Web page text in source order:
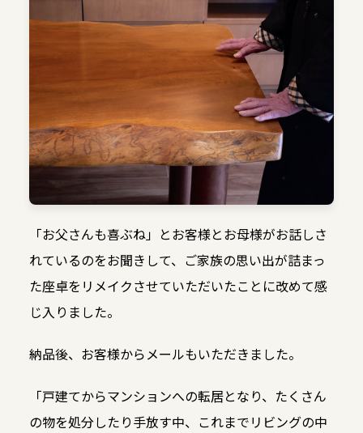
「お父さんも喜ぶね」とお客様とお母様がお話しさ
れているのをお聞きして、ご家族の思い出が詰まっ
た座卓をリメイクさせていただいたことに改めて感
じ入りました。
納品後、お客様からメールもいただきました。
「戸建てからマンションへの転居となり、たくさん
の物を処分したり手放す中、これまでリビングの中